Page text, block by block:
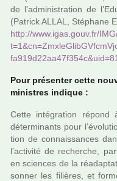
de l’admi­nis­tra­tion de
(Patrick ALLAL, Stéphane
http://www.igas.gouv.fr/
Pour pré­sen­ter cette
minis­tres indi­que :
Cette inté­gra­tion répond
déter­mi­nants pour
tion de connais­san­ces
l’acti­vité de recher­che,
en scien­ces de la
son­ner les filiè­res, et